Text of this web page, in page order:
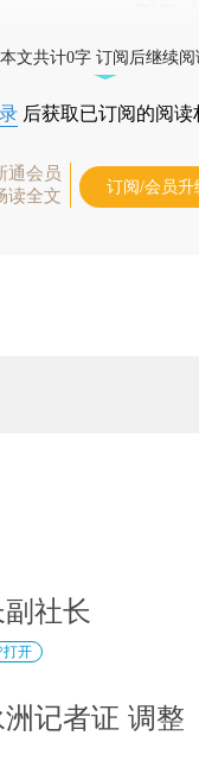
本文共计0字 订阅后继续阅
后获取已订阅的阅读
通会员
读全文
订阅/会员升
社长
打开
记者证 调整